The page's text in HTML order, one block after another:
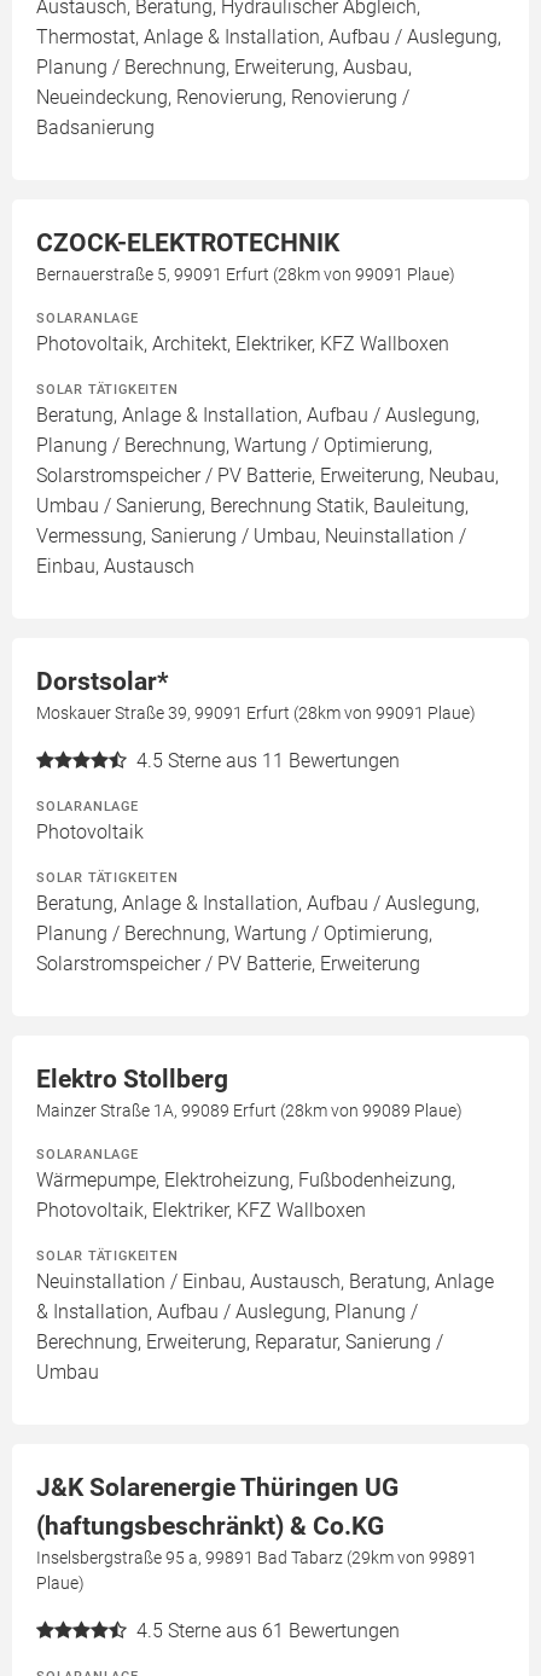
Austausch, Beratung, Hydraulischer Abgleich,
Thermostat, Anlage & Installation, Aufbau / Auslegung,
Planung / Berechnung, Erweiterung, Ausbau,
Neueindeckung, Renovierung, Renovierung /
Badsanierung
CZOCK-ELEKTROTECHNIK
Bernauerstraße 5, 99091 Erfurt (28km von 99091 Plaue)
SOLARANLAGE
Photovoltaik, Architekt, Elektriker, KFZ Wallboxen
SOLAR TÄTIGKEITEN
Beratung, Anlage & Installation, Aufbau / Auslegung,
Planung / Berechnung, Wartung / Optimierung,
Solarstromspeicher / PV Batterie, Erweiterung, Neubau,
Umbau / Sanierung, Berechnung Statik, Bauleitung,
Vermessung, Sanierung / Umbau, Neuinstallation /
Einbau, Austausch
Dorstsolar*
Moskauer Straße 39, 99091 Erfurt (28km von 99091 Plaue)
4.5 Sterne aus 11 Bewertungen
SOLARANLAGE
Photovoltaik
SOLAR TÄTIGKEITEN
Beratung, Anlage & Installation, Aufbau / Auslegung,
Planung / Berechnung, Wartung / Optimierung,
Solarstromspeicher / PV Batterie, Erweiterung
Elektro Stollberg
Mainzer Straße 1A, 99089 Erfurt (28km von 99089 Plaue)
SOLARANLAGE
Wärmepumpe, Elektroheizung, Fußbodenheizung,
Photovoltaik, Elektriker, KFZ Wallboxen
SOLAR TÄTIGKEITEN
Neuinstallation / Einbau, Austausch, Beratung, Anlage
& Installation, Aufbau / Auslegung, Planung /
Berechnung, Erweiterung, Reparatur, Sanierung /
Umbau
J&K Solarenergie Thüringen UG
(haftungsbeschränkt) & Co.KG
Inselsbergstraße 95 a, 99891 Bad Tabarz (29km von 99891
Plaue)
4.5 Sterne aus 61 Bewertungen